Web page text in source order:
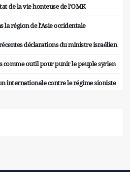
de la vie honteuse de l’OMK
la région de l'Asie occidentale
déclarations du ministre israélien
comme outil pour punir le peuple syrien
internationale contre le régime sioniste